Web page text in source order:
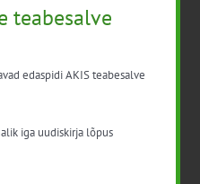
teabesalve
edaspidi AKIS teabesalve
iga uudiskirja lõpus